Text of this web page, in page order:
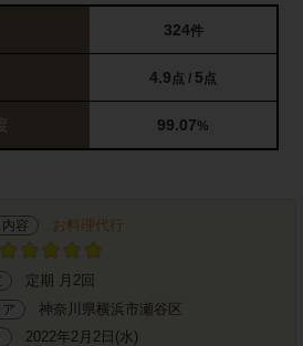
324件
4.9 点 / 5 点
99.07%
容 お料理代行
定期 月2回
神奈川県横浜市瀬谷区
2022年2月2日(水)